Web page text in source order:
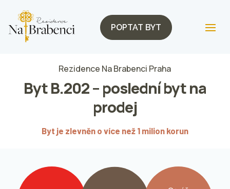
POPTAT BYT
Rezidence Na Brabenci Praha
Byt B.202 – poslední byt na
prodej
Byt je zlevněn o více než 1 milion korun